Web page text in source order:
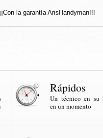
la garantía ArisHandyman!!!
Rápidos
Un técnico en su
en un momento